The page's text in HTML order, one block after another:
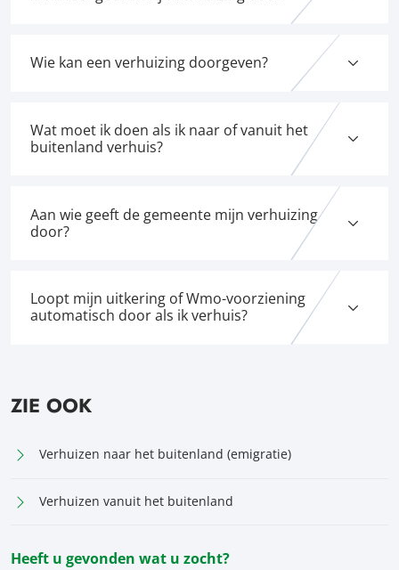
Wie kan een verhuizing doorgeven?
Wat moet ik doen als ik naar of vanuit het
buitenland verhuis?
Aan wie geeft de gemeente mijn verhuizing
door?
Loopt mijn uitkering of Wmo-voorziening
automatisch door als ik verhuis?
ZIE OOK
Verhuizen naar het buitenland (emigratie)
Verhuizen vanuit het buitenland
Heeft u gevonden wat u zocht?